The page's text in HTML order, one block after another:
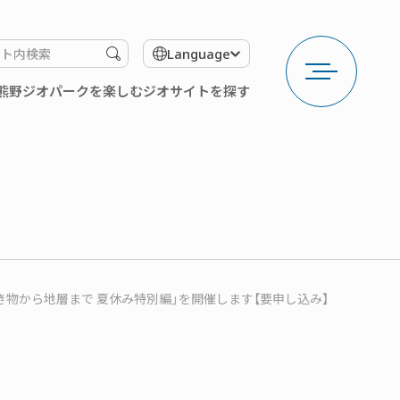
メ
ニ
ュ
ー
検
索
す
る
Language
野ジオパークを楽しむジオサイトを探す
から地層まで 夏休み特別編」を開催します【要申し込み】